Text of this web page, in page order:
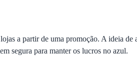
a partir de uma promoção. A ideia
segura para manter os lucros no azul.